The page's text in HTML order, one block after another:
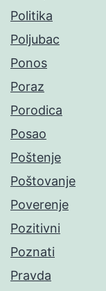
Politika
Poljubac
Ponos
Poraz
Porodica
Posao
Poštenje
Poštovanje
Poverenje
Pozitivni
Poznati
Pravda